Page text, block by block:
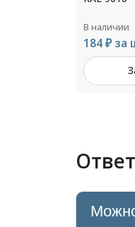
В наличии
Цена по